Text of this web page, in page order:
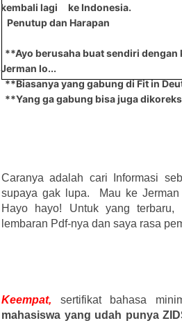
kembali lagi ke Indonesia.
Penutup dan Harapan
**Ayo berusaha buat sendiri dengan
Jerman lo...
**Biasanya yang gabung di Fit in
**Yang ga gabung bisa juga
Caranya adalah cari Informasi
supaya gak lupa. Mau ke Jerman
Hayo hayo! Untuk yang
lembaran Pdf-nya dan saya rasa
Keempat, sertifikat bahasa
mahasiswa yang udah punya